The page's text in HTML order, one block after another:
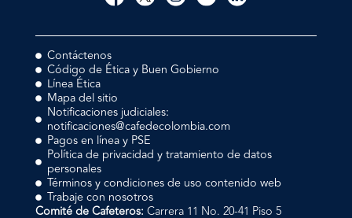
Contáctenos
Código de Ética y Buen Gobierno
Línea Ética
Mapa del sitio
Notificaciones judiciales:
notificaciones@cafedecolombia.com
Pagos en línea y PSE
Política de privacidad y tratamiento de datos
personales
Términos y condiciones de uso contenido web
Trabaje con nosotros
Comité de Cafeteros: Carrera 11 No. 20-41 Piso 5